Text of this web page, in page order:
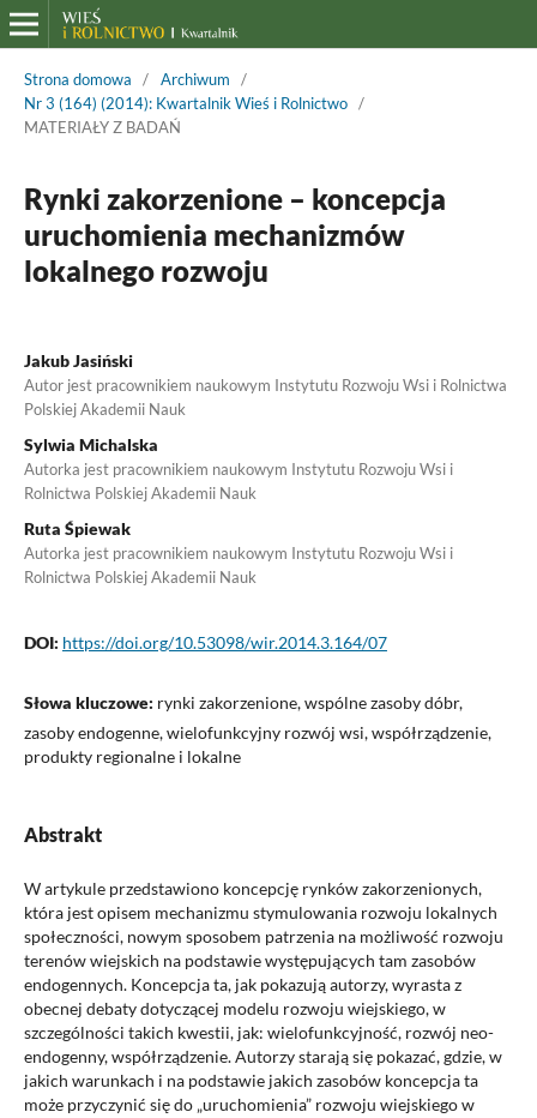
Strona domowa / Archiwum
/
Nr 3 (164) (2014): Kwartalnik Wieś i Rolnictwo /
MATERIAŁY Z BADAŃ
Rynki zakorzenione – koncepcja
uruchomienia mechanizmów
lokalnego rozwoju
Jakub Jasiński
Autor jest pracownikiem naukowym Instytutu Rozwoju Wsi i Rolnictwa
Polskiej Akademii Nauk
Sylwia Michalska
Autorka jest pracownikiem naukowym Instytutu Rozwoju Wsi i
Rolnictwa Polskiej Akademii Nauk
Ruta Śpiewak
Autorka jest pracownikiem naukowym Instytutu Rozwoju Wsi i
Rolnictwa Polskiej Akademii Nauk
DOI: https://doi.org/10.53098/wir.2014.3.164/07
Słowa kluczowe: rynki zakorzenione, wspólne zasoby dóbr,
zasoby endogenne, wielofunkcyjny rozwój wsi, współrządzenie,
produkty regionalne i lokalne
Abstrakt
W artykule przedstawiono koncepcję rynków zakorzenionych,
która jest opisem mechanizmu stymulowania rozwoju lokalnych
społeczności, nowym sposobem patrzenia na możliwość rozwoju
terenów wiejskich na podstawie występujących tam zasobów
endogennych. Koncepcja ta, jak pokazują autorzy, wyrasta z
obecnej debaty dotyczącej modelu rozwoju wiejskiego, w
szczególności takich kwestii, jak: wielofunkcyjność, rozwój neo-
endogenny, współrządzenie. Autorzy starają się pokazać, gdzie, w
jakich warunkach i na podstawie jakich zasobów koncepcja ta
może przyczynić się do „uruchomienia” rozwoju wiejskiego w